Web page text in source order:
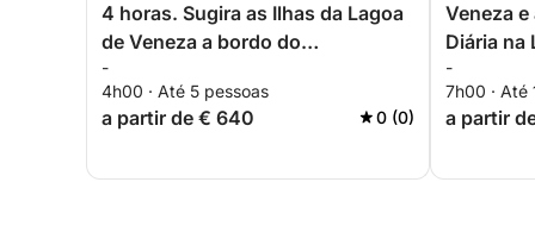
4 horas. Sugira as Ilhas da Lagoa
de Veneza a bordo do
Moschettiere ou outros destinos
de interesse.
-
4h00 · Até 5 pessoas
a partir de € 640 0 (0)
Veneza e
Diária na
-
7h00 · Até
a partir